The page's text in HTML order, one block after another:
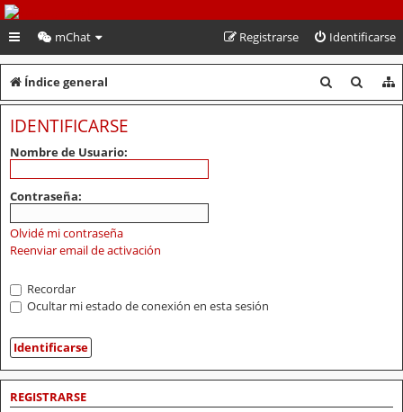
PeruVoley.com
mChat Identificarse
Registrarse
Índice general
u
u
IDENTIFICARSE
Nombre de Usuario:
Contraseña:
Olvidé mi contraseña
Reenviar email de activación
Recordar
Ocultar mi estado de conexión en esta sesión
REGISTRARSE